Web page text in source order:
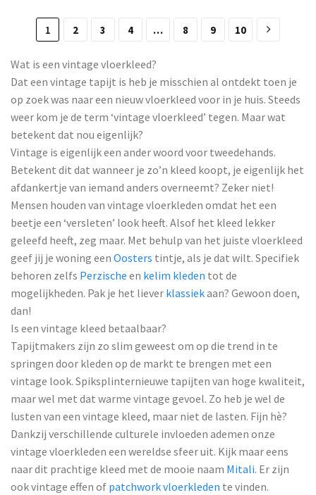
1 2 3 4 … 8 9 10
Wat is een vintage vloerkleed?
Dat een vintage tapijt is heb je misschien al ontdekt toen je
op zoek was naar een nieuw vloerkleed voor in je huis. Steeds
weer kom je de term ‘vintage vloerkleed’ tegen. Maar wat
betekent dat nou eigenlijk?
Vintage is eigenlijk een ander woord voor tweedehands.
Betekent dit dat wanneer je zo’n kleed koopt, je eigenlijk het
afdankertje van iemand anders overneemt? Zeker niet!
Mensen houden van vintage vloerkleden omdat het een
beetje een ‘versleten’ look heeft. Alsof het kleed lekker
geleefd heeft, zeg maar. Met behulp van het juiste vloerkleed
geef jij je woning een Oosters tintje, als je dat wilt. Specifiek
behoren zelfs Perzische en kelim kleden tot de
mogelijkheden. Pak je het liever klassiekaan? Gewoon doen,
dan!
Is een vintage kleed betaalbaar?
Tapijtmakers zijn zo slim geweest om op die trend in te
springen door kleden op de markt te brengen met een
vintage look. Spiksplinternieuwe tapijten van hoge kwaliteit,
maar wel met dat warme vintage gevoel. Zo heb je wel de
lusten van een vintage kleed, maar niet de lasten. Fijn hè?
Dankzij verschillende culturele invloeden ademen onze
vintage vloerkleden een wereldse sfeer uit. Kijk maar eens
naar dit prachtige kleed met de mooie naam Mitali. Er zijn
ook vintage effen of patchwork vloerkleden te vinden.